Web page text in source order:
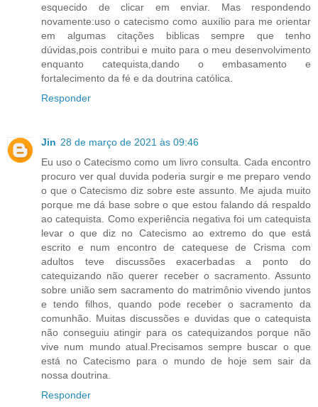
esquecido de clicar em enviar. Mas respondendo
novamente:uso o catecismo como auxílio para me orientar
em algumas citações biblicas sempre que tenho
dúvidas,pois contribui e muito para o meu desenvolvimento
enquanto catequista,dando o embasamento e
fortalecimento da fé e da doutrina católica.
Responder
Jin 28 de março de 2021 às 09:46
Eu uso o Catecismo como um livro consulta. Cada encontro
procuro ver qual duvida poderia surgir e me preparo vendo
o que o Catecismo diz sobre este assunto. Me ajuda muito
porque me dá base sobre o que estou falando dá respaldo
ao catequista. Como experiência negativa foi um catequista
levar o que diz no Catecismo ao extremo do que está
escrito e num encontro de catequese de Crisma com
adultos teve discussões exacerbadas a ponto do
catequizando não querer receber o sacramento. Assunto
sobre união sem sacramento do matrimônio vivendo juntos
e tendo filhos, quando pode receber o sacramento da
comunhão. Muitas discussões e duvidas que o catequista
não conseguiu atingir para os catequizandos porque não
vive num mundo atual.Precisamos sempre buscar o que
está no Catecismo para o mundo de hoje sem sair da
nossa doutrina.
Responder